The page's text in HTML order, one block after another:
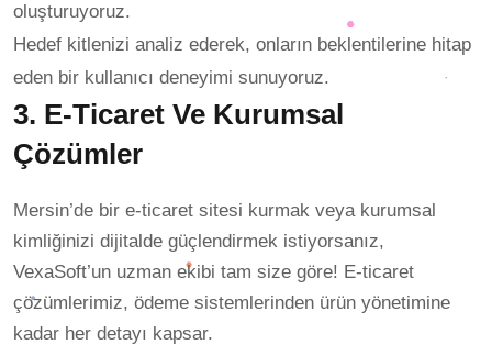
oluşturuyoruz.
Hedef kitlenizi analiz ederek, onların beklentilerine hitap
eden bir kullanıcı deneyimi sunuyoruz.
3. E-Ticaret Ve Kurumsal
Çözümler
Mersin’de bir e-ticaret sitesi kurmak veya kurumsal
kimliğinizi dijitalde güçlendirmek istiyorsanız,
VexaSoft’un uzman ekibi tam size göre! E-ticaret
çözümlerimiz, ödeme sistemlerinden ürün yönetimine
kadar her detayı kapsar.